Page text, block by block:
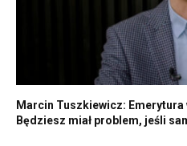
Marcin Tuszkiewicz:
Będziesz miał problem, jeśli